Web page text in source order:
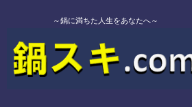
～鍋に満ちた人生をあなたへ～